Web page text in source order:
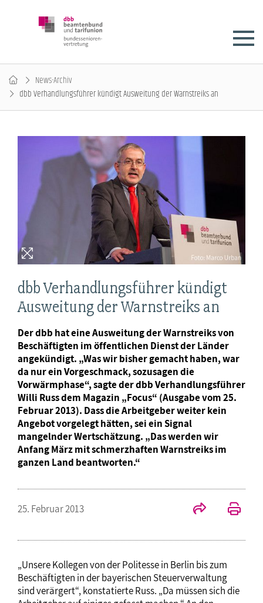
News-Archiv
dbb Verhandlungsführer kündigt Ausweitung der Warnstreiks an
dbb Verhandlungsführer kündigt
Ausweitung der Warnstreiks an
Der dbb hat eine Ausweitung der Warnstreiks von
Beschäftigten im öffentlichen Dienst der Länder
angekündigt. „Was wir bisher gemacht haben, war
da nur ein Vorgeschmack, sozusagen die
Vorwärmphase“, sagte der dbb Verhandlungsführer
Willi Russ dem Magazin „Focus“ (Ausgabe vom 25.
Februar 2013). Dass die Arbeitgeber weiter kein
Angebot vorgelegt hätten, sei ein Signal
mangelnder Wertschätzung. „Das werden wir
Anfang März mit schmerzhaften Warnstreiks im
ganzen Land beantworten.“
25. Februar 2013
„Unsere Kollegen von der Politesse in Berlin bis zum
Beschäftigten in der bayerischen Steuerverwaltung
sind verärgert“, konstatierte Russ. „Da müssen sich die